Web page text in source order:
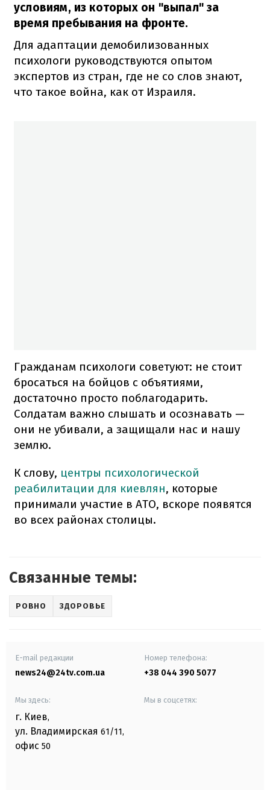
условиям, из которых он "выпал" за
время пребывания на фронте.
Для адаптации демобилизованных
психологи руководствуются опытом
экспертов из стран, где не со слов знают,
что такое война, как от Израиля.
Гражданам психологи советуют: не стоит
бросаться на бойцов с объятиями,
достаточно просто поблагодарить.
Солдатам важно слышать и осознавать —
они не убивали, а защищали нас и нашу
землю.
К слову, центры психологической
реабилитации для киевлян, которые
принимали участие в АТО, вскоре появятся
во всех районах столицы.
Связанные темы:
РОВНО ЗДОРОВЬЕ
E-mail редакции
news24@24tv.com.ua
Номер телефона:
+38 044 390 5077
Мы здесь:
г. Киев,
ул. Владимирская 61/11,
офис 50
Мы в соцсетях: